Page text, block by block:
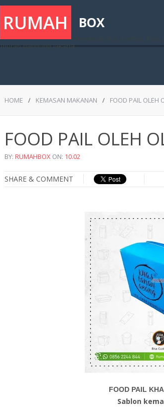
RUMAH BOX
murah bandung jakarta
BILA
HOME / KEMASAN MAKANAN / FOOD PAIL OLEH
FOOD PAIL OLEH
BY: RUMAHBOX ON: 10.02
SHARE & COMMENT
FOOD PAIL
Sablon